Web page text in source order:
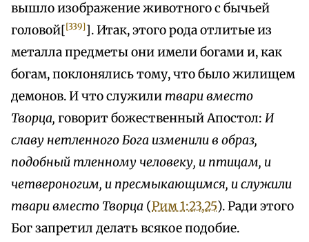
вышло изображение животного с бычьей
головой[[339]]. Итак, этого рода отлитые из
металла предметы они имели богами и, как
богам, поклонялись тому, что было жилищем
демонов. И что служили твари вместо
Творца, говорит божественный Апостол: И
славу нетленного Бога изменили в образ,
подобный тленному человеку, и птицам, и
четвероногим, и пресмыкающимся, и служили
твари вместо Творца (Рим 1:23,25). Ради этого
Бог запретил делать всякое подобие.